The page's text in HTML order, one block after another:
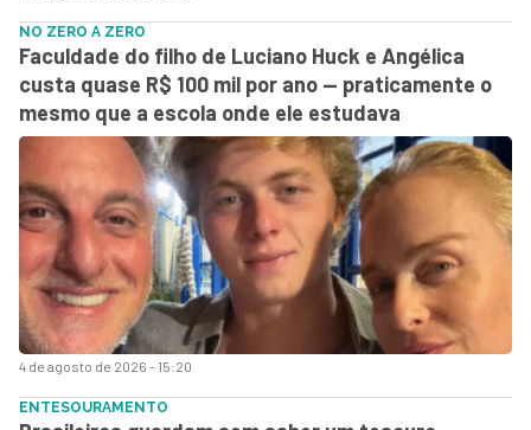
4 de agosto de 2026 - 15:20
NO ZERO A ZERO
Faculdade do filho de Luciano Huck e Angélica
custa quase R$ 100 mil por ano — praticamente o
mesmo que a escola onde ele estudava
ENTESOURAMENTO